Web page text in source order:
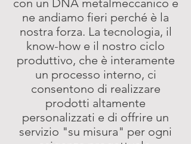
con un DNA metalmeccanico e
ne andiamo fieri perché è la
nostra forza. La tecnologia, il
know-how e il nostro ciclo
produttivo, che è interamente
un processo interno, ci
consentono di realizzare
prodotti altamente
personalizzati e di offrire un
servizio "su misura" per ogni